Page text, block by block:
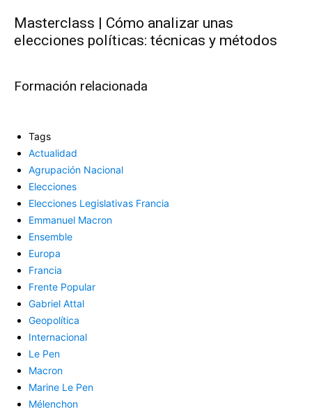
Masterclass | Cómo analizar unas
elecciones políticas: técnicas y métodos
Formación relacionada
Tags
Actualidad
Agrupación Nacional
Elecciones
Elecciones Legislativas Francia
Emmanuel Macron
Ensemble
Europa
Francia
Frente Popular
Gabriel Attal
Geopolítica
Internacional
Le Pen
Macron
Marine Le Pen
Mélenchon